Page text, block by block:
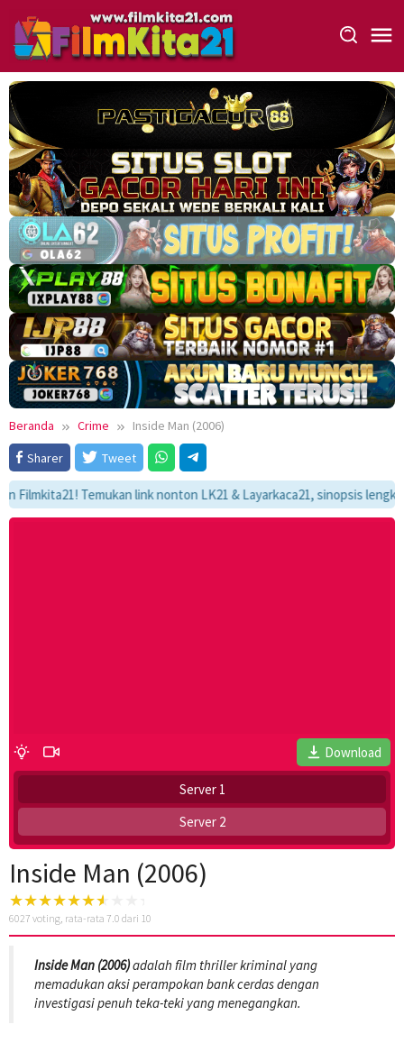
konten
Beranda Crime
Inside Man (2006)
Sharer
Tweet
Temukan link nonton LK21 & Layarkaca21, sinopsis
Download
Server 1
Server 2
Inside Man (2006)
6027 voting, rata-rata 7.0 dari 10
Inside Man (2006)adalah film thriller kriminal yang
memadukan aksi perampokan bank cerdas dengan
investigasi penuh teka-teki yang menegangkan.